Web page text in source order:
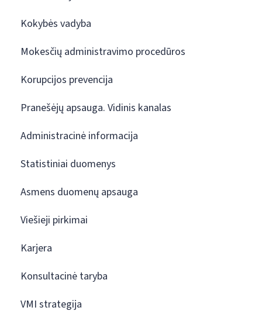
Kokybės vadyba
Mokesčių administravimo procedūros
Korupcijos prevencija
Pranešėjų apsauga. Vidinis kanalas
Administracinė informacija
Statistiniai duomenys
Asmens duomenų apsauga
Viešieji pirkimai
Karjera
Konsultacinė taryba
VMI strategija